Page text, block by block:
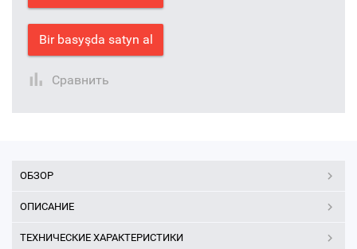
Bir basyşda satyn al
Сравнить
ОБЗОР
ОПИСАНИЕ
ТЕХНИЧЕСКИЕ ХАРАКТЕРИСТИКИ